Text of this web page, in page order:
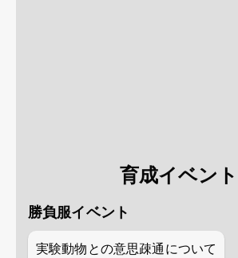
育成イベント
勝負服イベント
実験動物との意思疎通について